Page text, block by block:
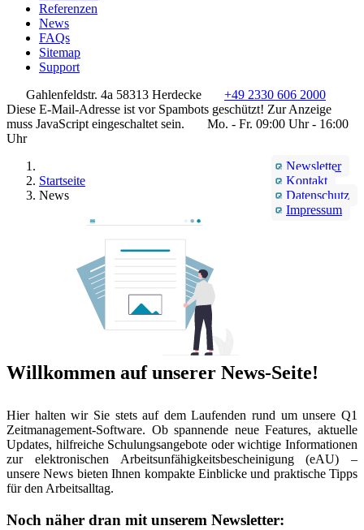
Referenzen
News
FAQs
Sitemap
Support
Gahlenfeldstr. 4a 58313 Herdecke
+49 2330 606 2000
Diese E-Mail-Adresse ist vor Spambots geschützt! Zur Anzeige
muss JavaScript eingeschaltet sein.
Mo. - Fr. 09:00 Uhr - 16:00
Uhr
Newsletter
Kontakt
Datenschutz
Impressum
Startseite
News
Willkommen auf unserer News-Seite!
Hier halten wir Sie stets auf dem Laufenden rund um unsere Q1
Zeitmanagement-Software. Ob spannende neue Features, aktuelle
Updates, hilfreiche Schulungsangebote oder wichtige Informationen
zur elektronischen Arbeitsunfähigkeitsbescheinigung (eAU) –
unsere News bieten Ihnen kompakte Einblicke und praktische Tipps
für den Arbeitsalltag.
Noch näher dran mit unserem Newsletter: